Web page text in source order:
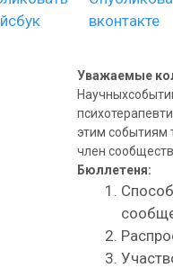
Уважаемые
этим событиям
член
Бюллетеня: